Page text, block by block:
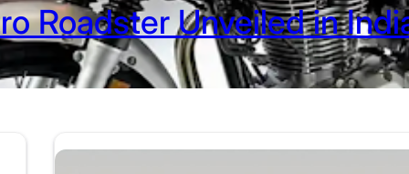
Roadster Unveiled in